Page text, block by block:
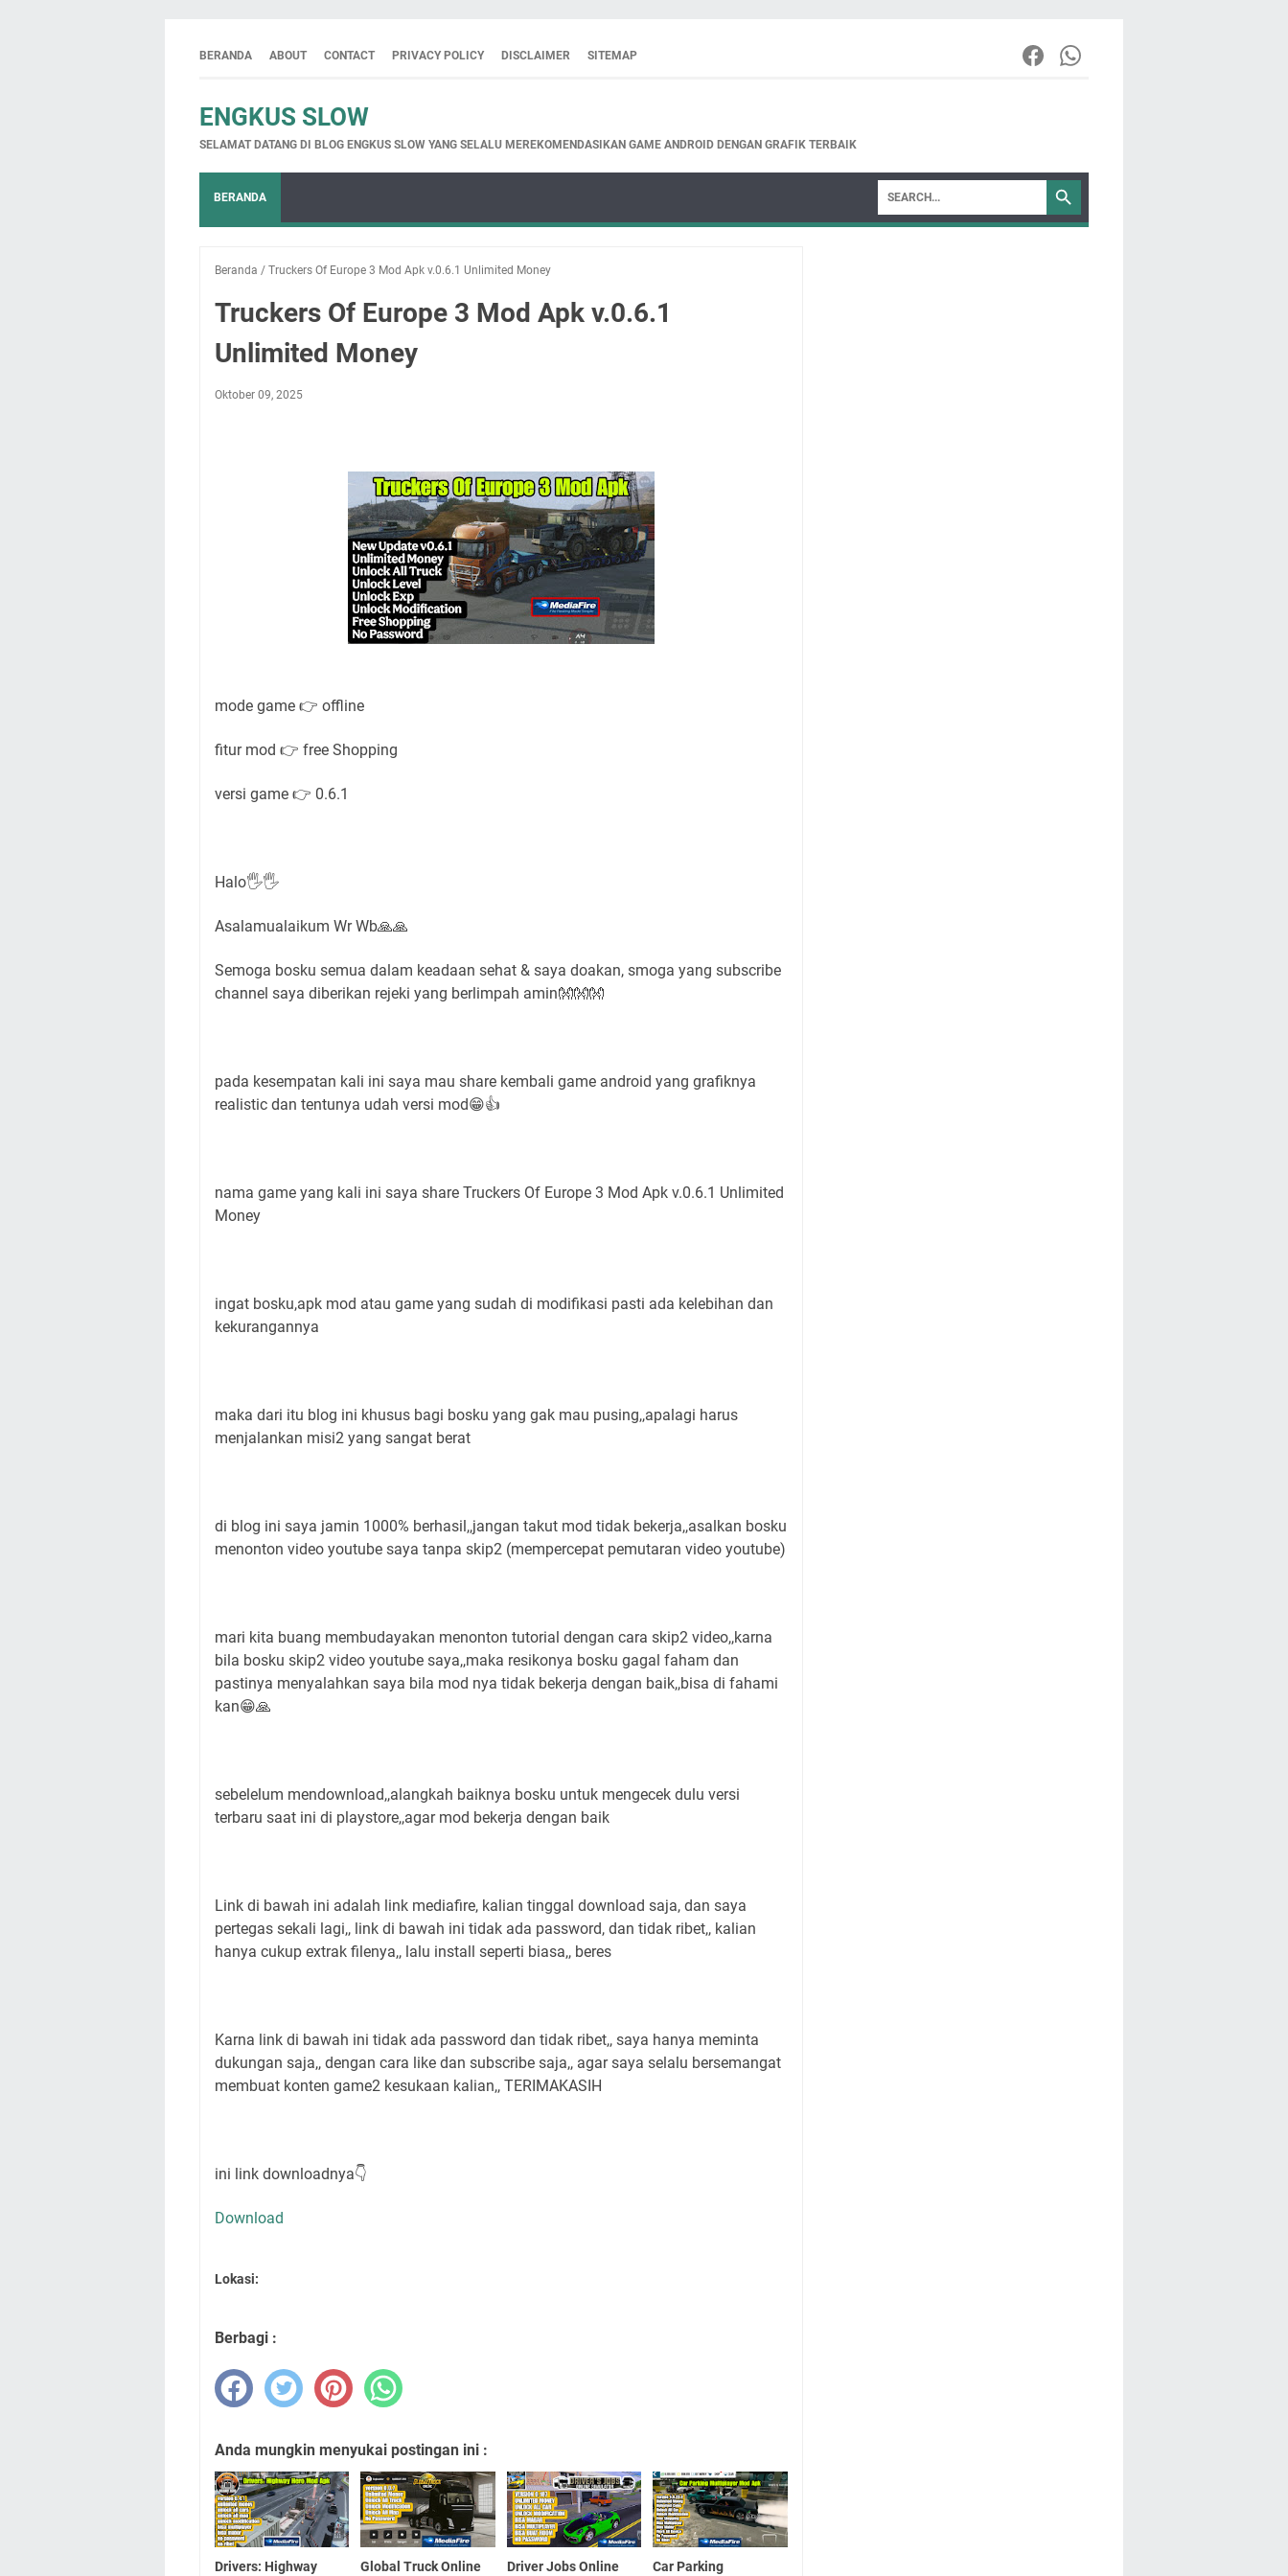
BERANDA ABOUT CONTACT PRIVACY POLICY DISCLAIMER SITEMAP
ENGKUS SLOW
SELAMAT DATANG DI BLOG ENGKUS SLOW YANG SELALU MEREKOMENDASIKAN GAME ANDROID DENGAN GRAFIK TERBAIK
BERANDA
Beranda / Truckers Of Europe 3 Mod Apk v.0.6.1 Unlimited Money
Truckers Of Europe 3 Mod Apk v.0.6.1
Unlimited Money
Oktober 09, 2025
mode game 👉 offline
fitur mod 👉 free Shopping
versi game 👉 0.6.1
Halo🖐🖐
Asalamualaikum Wr Wb🙏🙏
Semoga bosku semua dalam keadaan sehat & saya doakan, smoga yang subscribe
channel saya diberikan rejeki yang berlimpah amin👐👐👐
pada kesempatan kali ini saya mau share kembali game android yang grafiknya
realistic dan tentunya udah versi mod😁👍
nama game yang kali ini saya share Truckers Of Europe 3 Mod Apk v.0.6.1 Unlimited
Money
ingat bosku,apk mod atau game yang sudah di modifikasi pasti ada kelebihan dan
kekurangannya
maka dari itu blog ini khusus bagi bosku yang gak mau pusing,,apalagi harus
menjalankan misi2 yang sangat berat
di blog ini saya jamin 1000% berhasil,,jangan takut mod tidak bekerja,,asalkan bosku
menonton video youtube saya tanpa skip2 (mempercepat pemutaran video youtube)
mari kita buang membudayakan menonton tutorial dengan cara skip2 video,,karna
bila bosku skip2 video youtube saya,,maka resikonya bosku gagal faham dan
pastinya menyalahkan saya bila mod nya tidak bekerja dengan baik,,bisa di fahami
kan😁🙏
sebelelum mendownload,,alangkah baiknya bosku untuk mengecek dulu versi
terbaru saat ini di playstore,,agar mod bekerja dengan baik
Link di bawah ini adalah link mediafire, kalian tinggal download saja, dan saya
pertegas sekali lagi,, link di bawah ini tidak ada password, dan tidak ribet,, kalian
hanya cukup extrak filenya,, lalu install seperti biasa,, beres
Karna link di bawah ini tidak ada password dan tidak ribet,, saya hanya meminta
dukungan saja,, dengan cara like dan subscribe saja,, agar saya selalu bersemangat
membuat konten game2 kesukaan kalian,, TERIMAKASIH
ini link downloadnya👇
Download
Lokasi:
Berbagi :
Anda mungkin menyukai postingan ini :
Drivers: Highway Global Truck Online Driver Jobs Online Car Parking